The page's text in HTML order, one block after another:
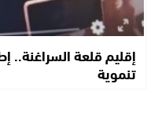
إقليم قلعة
تنموية